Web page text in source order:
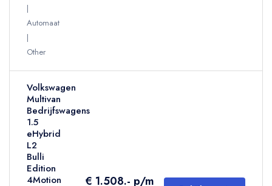
Automaat
Other
Volkswagen
Multivan
Bedrijfswagens
1.5
eHybrid
L2
Bulli
Edition
4Motion
€ 1.508.- p/m